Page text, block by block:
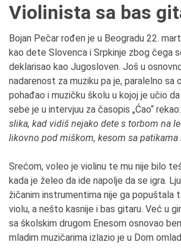
Violinista sa bas
Bojan Pečar rođen je u Beogradu 22.
kao dete Slovenca i Srpkinje zbog čega
deklarisao kao Jugosloven. Još u
nadarenost za muziku pa je, paralelno sa
pohađao i muzičku školu u kojoj je učio
sebe je u intervjuu za časopis „Ćao“ rekao:
slika, kad vidiš nejako dete s torbom na
likovno pod miškom, kesom sa
Srećom, voleo je violinu te mu nije bilo
kada je želeo da ide napolje da se igra.
žičanim instrumentima nije ga popuštala
violu, a nešto kasnije i bas gitaru. Već u
sa školskim drugom Enesom osnovao
mladim muzičarima izlazio je u Dom